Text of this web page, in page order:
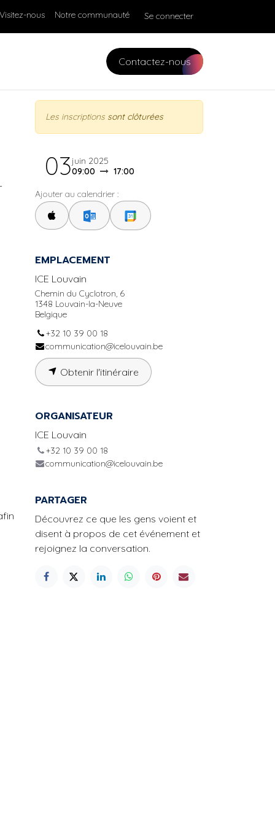
Visitez-nous Notre communauté Se connecter
Contactez-nous
Les inscriptions sont clôturées
03juin 2025
09:00
17:00
Ajouter au calendrier :
EMPLACEMENT
ICE Louvain
Chemin du Cyclotron, 6
1348 Louvain-la-Neuve
Belgique
+32 10 39 00 18
communication@icelouvain.be
Obtenir l'itinéraire
ORGANISATEUR
ICE Louvain
+32 10 39 00 18
communication@icelouvain.be
PARTAGER
Découvrez ce que les gens voient et
disent à propos de cet événement et
rejoignez la conversation.